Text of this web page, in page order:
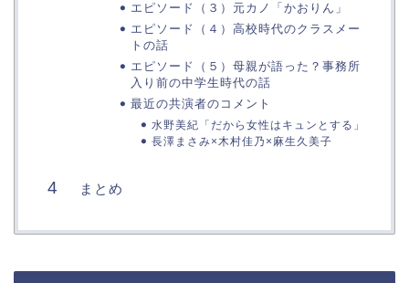
エピソード（３）元カノ「かおりん」
エピソード（４）高校時代のクラスメー
トの話
エピソード（５）母親が語った？事務所
入り前の中学生時代の話
最近の共演者のコメント
水野美紀「だから女性はキュンとする」
長澤まさみ×木村佳乃×麻生久美子
まとめ